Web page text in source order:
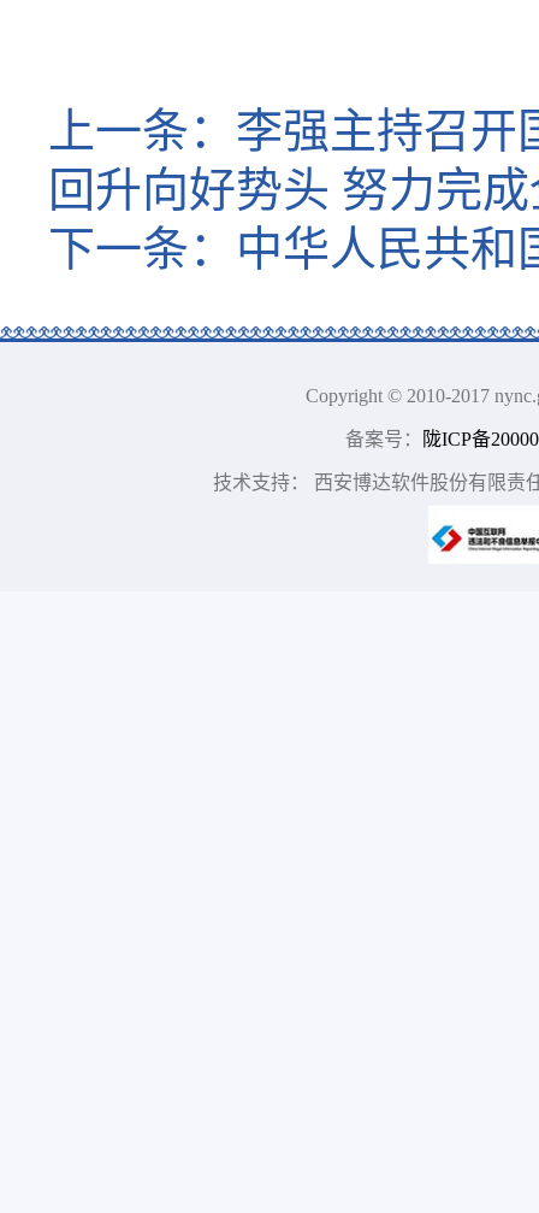
上一条： 李强主持召开
回升向好势头 努力完
下一条： 中华人民共和
Copyright © 2010-2017
备案号： 陇ICP备
技术支持： 西安博达软件股份有限责